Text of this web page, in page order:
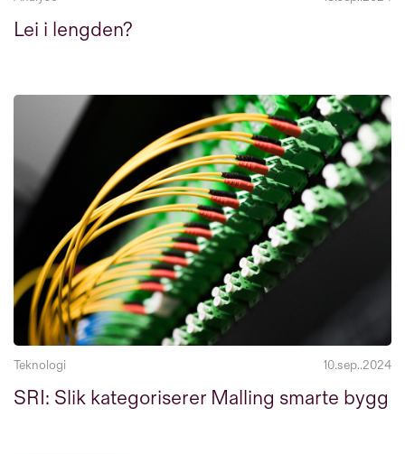
Lei i lengden?
Teknologi 10.sep..2024
SRI: Slik kategoriserer Malling smarte bygg